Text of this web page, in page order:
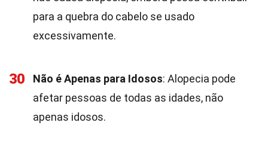
para a quebra do cabelo se usado
excessivamente.
30 Não é Apenas para Idosos: Alopecia pode
afetar pessoas de todas as idades, não
apenas idosos.